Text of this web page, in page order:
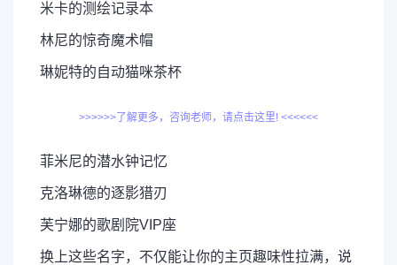
米卡的测绘记录本
林尼的惊奇魔术帽
琳妮特的自动猫咪茶杯
>>>>>>了解更多，咨询老师，请点击这里! <<<<<<
菲米尼的潜水钟记忆
克洛琳德的逐影猎刃
芙宁娜的歌剧院VIP座
换上这些名字，不仅能让你的主页趣味性拉满，说